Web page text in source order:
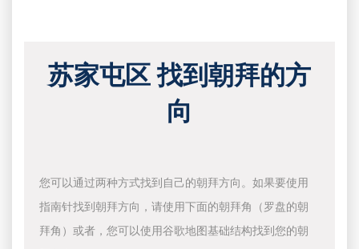
苏家屯区 找到朝拜的方
向
您可以通过两种方式找到自己的朝拜方向。如果要使用
指南针找到朝拜方向，请使用下面的朝拜角（罗盘的朝
拜角）或者，您可以使用谷歌地图基础结构找到您的朝